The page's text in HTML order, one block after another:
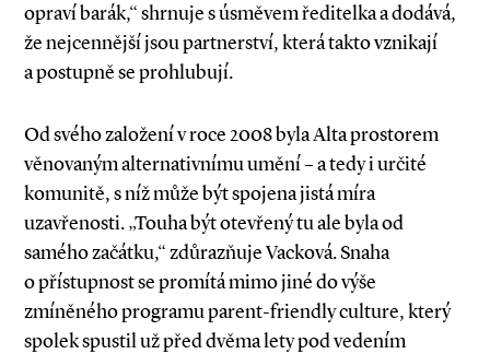
opraví barák,“ shrnuje s úsměvem ředitelka a dodává,
že nejcennější jsou partnerství, která takto vznikají
a postupně se prohlubují.
Od svého založení v roce 2008 byla Alta prostorem
věnovaným alternativnímu umění – a tedy i určité
komunitě, s níž může být spojena jistá míra
uzavřenosti. „Touha být otevřený tu ale byla od
samého začátku,“ zdůrazňuje Vacková. Snaha
o přístupnost se promítá mimo jiné do výše
zmíněného programu parent­-friendly culture, který
spolek spustil už před dvěma lety pod vedením